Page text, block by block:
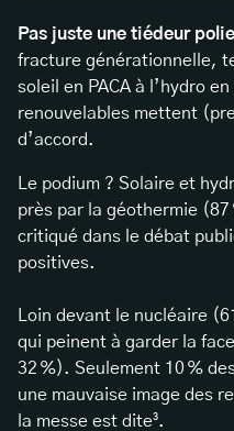
Pas juste une tiédeur
fracture générationnelle,
soleil en PACA à l’hydro
renouvelables mettent
d’accord.
Le podium ? Solaire et
près par la géothermie
critiqué dans le débat
positives.
Loin devant le nucléaire
qui peinent à garder la
32 %). Seulement 10 %
une mauvaise image des
la messe est dite³.